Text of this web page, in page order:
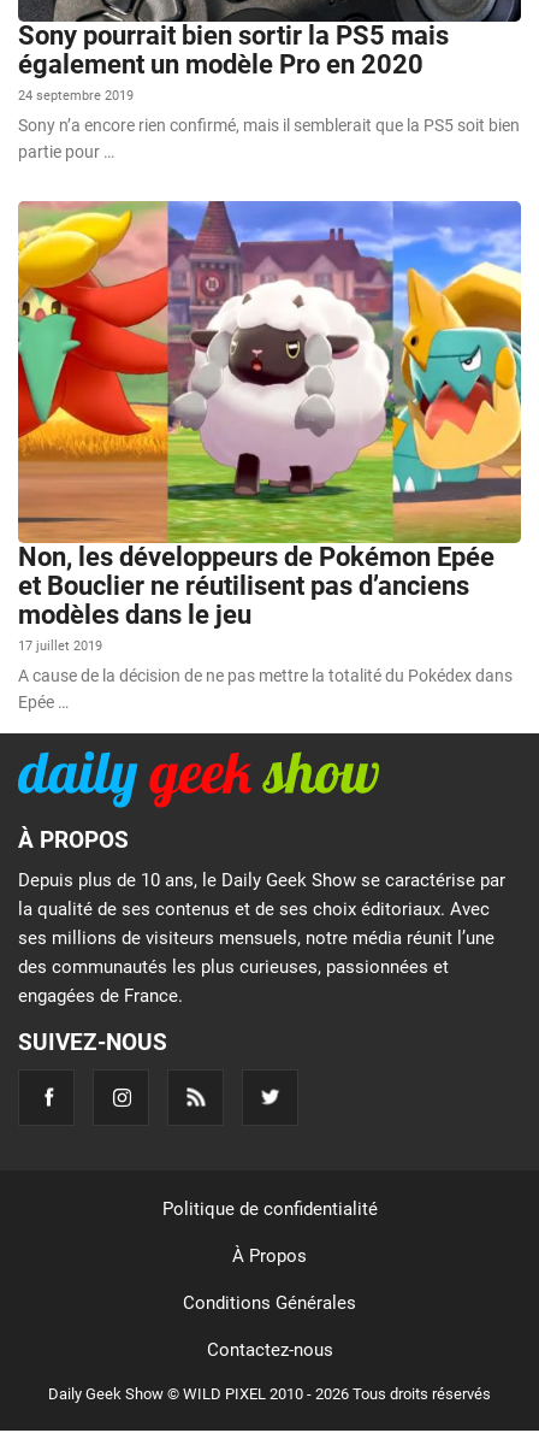
Sony pourrait bien sortir la PS5 mais
également un modèle Pro en 2020
24 septembre 2019
Sony n’a encore rien confirmé, mais il semblerait que la PS5 soit bien
partie pour …
Non, les développeurs de Pokémon Epée
et Bouclier ne réutilisent pas d’anciens
modèles dans le jeu
17 juillet 2019
A cause de la décision de ne pas mettre la totalité du Pokédex dans
Epée …
À PROPOS
Depuis plus de 10 ans, le Daily Geek Show se caractérise par
la qualité de ses contenus et de ses choix éditoriaux. Avec
ses millions de visiteurs mensuels, notre média réunit l’une
des communautés les plus curieuses, passionnées et
engagées de France.
SUIVEZ-NOUS
Daily Geek Show © WILD PIXEL 2010 - 2026 Tous droits réservés
Politique de confidentialité
À Propos
Conditions Générales
Contactez-nous